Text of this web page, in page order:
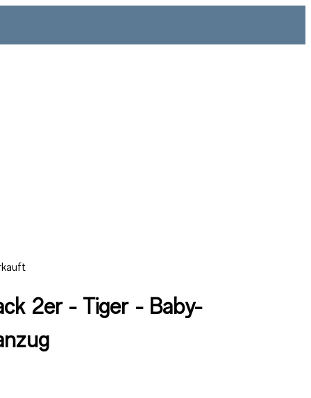
2er - Tiger - Baby-